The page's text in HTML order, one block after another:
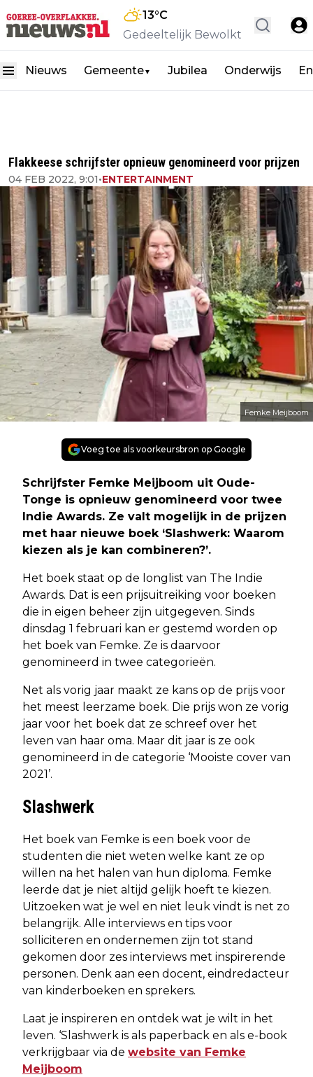
13°C
Gedeeltelijk Bewolkt
Nieuws Gemeente▼ Jubilea Onderwijs
Flakkeese schrijfster opnieuw genomineerd voor prijzen
04 FEB 2022, 9:01•ENTERTAINMENT
Femke Meijboom
Voeg toe als voorkeursbron op Google
Schrijfster Femke Meijboom uit Oude-
Tonge is opnieuw genomineerd voor twee
Indie Awards. Ze valt mogelijk in de prijzen
met haar nieuwe boek ‘Slashwerk: Waarom
kiezen als je kan combineren?’.
Het boek staat op de longlist van The Indie
Awards. Dat is een prijsuitreiking voor boeken
die in eigen beheer zijn uitgegeven. Sinds
dinsdag 1 februari kan er gestemd worden op
het boek van Femke. Ze is daarvoor
genomineerd in twee categorieën.
Net als vorig jaar maakt ze kans op de prijs voor
het meest leerzame boek. Die prijs won ze vorig
jaar voor het boek dat ze schreef over het
leven van haar oma. Maar dit jaar is ze ook
genomineerd in de categorie ‘Mooiste cover van
2021’.
Slashwerk
Het boek van Femke is een boek voor de
studenten die niet weten welke kant ze op
willen na het halen van hun diploma. Femke
leerde dat je niet altijd gelijk hoeft te kiezen.
Uitzoeken wat je wel en niet leuk vindt is net zo
belangrijk. Alle interviews en tips voor
solliciteren en ondernemen zijn tot stand
gekomen door zes interviews met inspirerende
personen. Denk aan een docent, eindredacteur
van kinderboeken en sprekers.
Laat je inspireren en ontdek wat je wilt in het
leven. ‘Slashwerk is als paperback en als e-book
verkrijgbaar via de website van Femke
Meijboom